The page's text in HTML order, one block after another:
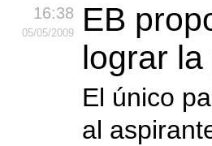
16:38
05/05/2009
EB
lograr
El único
al